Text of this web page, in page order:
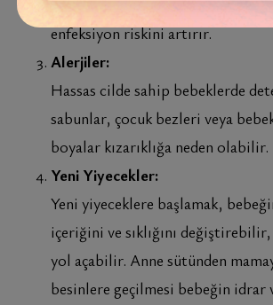
engellemesi, sıcak ve nemli bir
enfeksiyon riskini artırır.
Alerjiler:
Hassas cilde sahip bebeklerde
sabunlar, çocuk bezleri veya
boyalar kızarıklığa neden olabilir.
Yeni Yiyecekler:
Yeni yiyeceklere başlamak,
içeriğini ve sıklığını
yol açabilir. Anne sütünden
besinlere geçilmesi bebeğin idrar